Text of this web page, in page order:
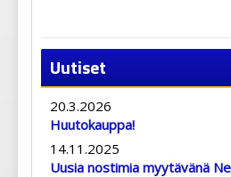
Uutiset
20.3.2026
Huutokauppa!
14.11.2025
Uusia nostimia myytävänä